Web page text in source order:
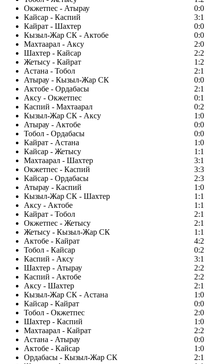
Окжетпес - Атырау
0:0
Кайсар - Каспий
3:1
Кайрат - Шахтер
0:0
Кызыл-Жар СК - Актобе
0:0
Махтаарал - Аксу
2:0
Шахтер - Кайсар
2:2
Жетысу - Кайрат
1:2
Астана - Тобол
2:1
Атырау - Кызыл-Жар СК
0:0
Актобе - Ордабасы
2:1
Аксу - Окжетпес
0:1
Каспий - Махтаарал
0:2
Кызыл-Жар СК - Аксу
1:0
Атырау - Актобе
0:0
Тобол - Ордабасы
0:0
Кайрат - Астана
1:0
Кайсар - Жетысу
1:1
Махтаарал - Шахтер
3:1
Окжетпес - Каспий
3:3
Кайсар - Ордабасы
2:3
Атырау - Каспий
1:0
Кызыл-Жар СК - Шахтер
1:1
Аксу - Актобе
1:1
Кайрат - Тобол
2:1
Окжетпес - Жетысу
2:1
Жетысу - Кызыл-Жар СК
1:1
Актобе - Кайрат
4:2
Тобол - Кайсар
0:2
Каспий - Аксу
3:1
Шахтер - Атырау
2:2
Каспий - Актобе
2:2
Аксу - Шахтер
2:1
Кызыл-Жар СК - Астана
1:0
Кайсар - Кайрат
0:0
Тобол - Окжетпес
2:0
Шахтер - Каспий
1:0
Махтаарал - Кайрат
2:2
Астана - Атырау
0:0
Актобе - Кайсар
1:0
Ордабасы - Кызыл-Жар СК
2:1